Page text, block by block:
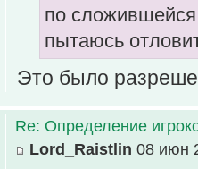
по
пытаюсь
Это было
Re: Определение
Lord_Raistlin 08 июн